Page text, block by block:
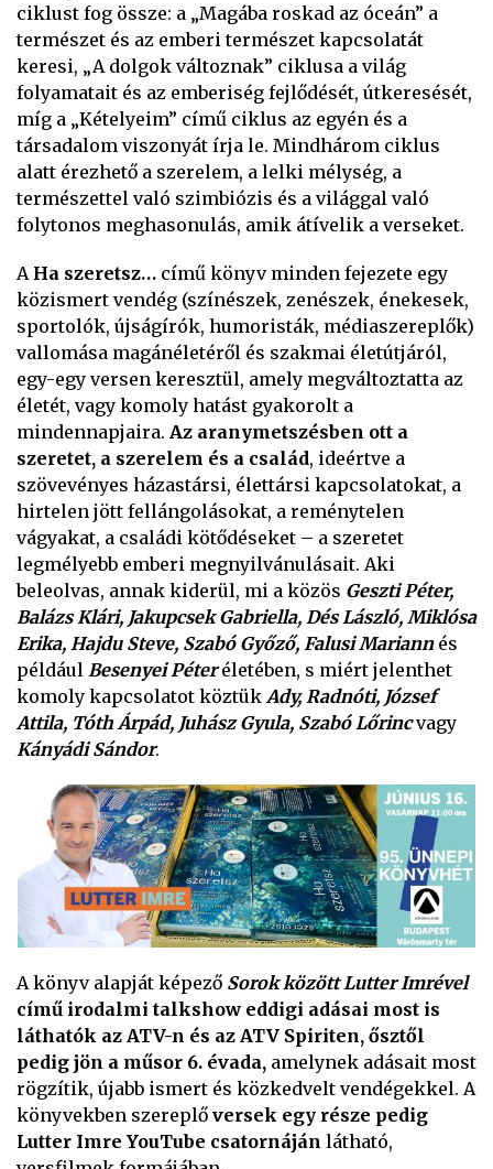
ciklust fog össze: a „Magába roskad az óceán” a
természet és az emberi természet kapcsolatát
keresi, „A dolgok változnak” ciklusa a világ
folyamatait és az emberiség fejlődését, útkeresését,
míg a „Kételyeim” című ciklus az egyén és a
társadalom viszonyát írja le. Mindhárom ciklus
alatt érezhető a szerelem, a lelki mélység, a
természettel való szimbiózis és a világgal való
folytonos meghasonulás, amik átívelik a verseket.
A Ha szeretsz… című könyv minden fejezete egy
közismert vendég (színészek, zenészek, énekesek,
sportolók, újságírók, humoristák, médiaszereplők)
vallomása magánéletéről és szakmai életútjáról,
egy-egy versen keresztül, amely megváltoztatta az
életét, vagy komoly hatást gyakorolt a
mindennapjaira. Az aranymetszésben ott a
szeretet, a szerelem és a család, ideértve a
szövevényes házastársi, élettársi kapcsolatokat, a
hirtelen jött fellángolásokat, a reménytelen
vágyakat, a családi kötődéseket – a szeretet
legmélyebb emberi megnyilvánulásait. Aki
beleolvas, annak kiderül, mi a közös Geszti Péter,
Balázs Klári, Jakupcsek Gabriella, Dés László, Miklósa
Erika, Hajdu Steve, Szabó Győző, Falusi Mariann és
például Besenyei Péteréletében, s miért jelenthet
komoly kapcsolatot köztük Ady, Radnóti, József
Attila, Tóth Árpád, Juhász Gyula, Szabó Lőrinc vagy
Kányádi Sándor.
A könyv alapját képező Sorok között Lutter Imrével
című irodalmi talkshow eddigi adásai most is
láthatók az ATV-n és az ATV Spiriten, ősztől
pedig jön a műsor 6. évada, amelynek adásait most
rögzítik, újabb ismert és közkedvelt vendégekkel. A
könyvekben szereplő versek egy része pedig
Lutter Imre YouTube csatornáján látható,